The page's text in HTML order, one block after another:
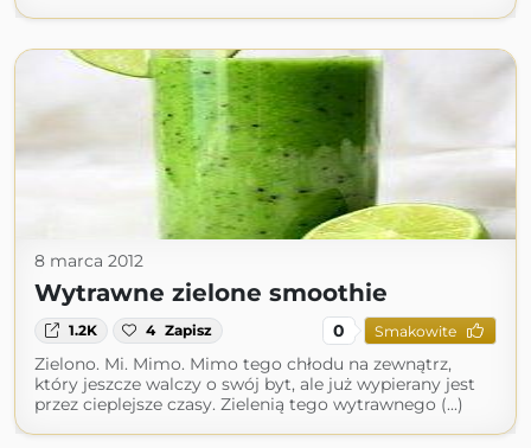
8 marca 2012
Wytrawne zielone smoothie
1.2K 4 Zapisz 0 Smakowite
Zielono. Mi. Mimo. Mimo tego chłodu na zewnątrz,
który jeszcze walczy o swój byt, ale już wypierany jest
przez cieplejsze czasy. Zielenią tego wytrawnego (...)